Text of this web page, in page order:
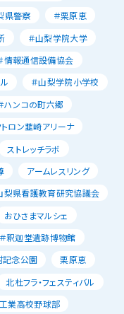
県警察
＃栗原恵
＃山梨学院大学
情報通信設備協会
＃山梨学院小学校
ハンコの町六郷
ロン韮崎アリーナ
ストレッチラボ
アームレスリング
梨県看護教育研究協議会
おひさまマルシェ
＃釈迦堂遺跡博物館
記念公園
栗原恵
北杜フラ・フェスティバル
業高校野球部